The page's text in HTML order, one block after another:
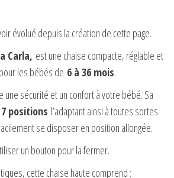
évolué depuis la création de cette page.
Carla, est une chaise compacte, réglable et
les bébés de 6 à 36 mois.
une sécurité et un confort à votre bébé. Sa
7 positions l’adaptant ainsi à toutes sortes
se disposer en position allongée.
un bouton pour la fermer.
cette chaise haute comprend :